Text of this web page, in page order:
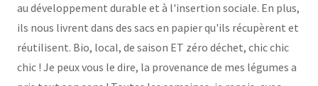
au développement durable et à l'insertion sociale. En plus,
ils nous livrent dans des sacs en papier qu'ils récupèrent et
réutilisent. Bio, local, de saison ET zéro déchet, chic chic
chic ! Je peux vous le dire, la provenance de mes légumes a